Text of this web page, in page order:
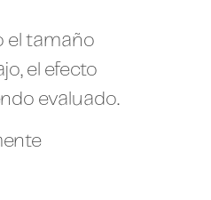
el tamaño
el efecto
evaluado.